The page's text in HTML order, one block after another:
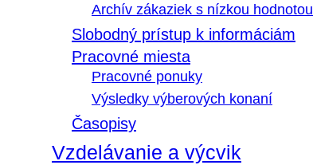
Archív zákaziek s nízkou hodnotou
Slobodný prístup k informáciám
Pracovné miesta
Pracovné ponuky
Výsledky výberových konaní
Časopisy
Vzdelávanie a výcvik